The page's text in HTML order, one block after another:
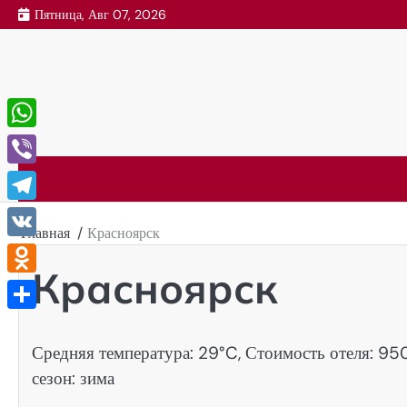
Перейти
к
Пятница, Авг 07, 2026
Главная Красноярск
Красноярск
Средняя температура: 29°C, Стоимость отеля:
сезон: зима
WhatsApp
Viber
Telegram
VK
Odnoklassniki